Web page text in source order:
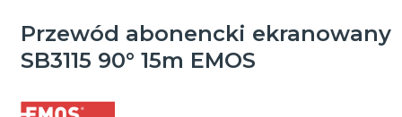
Przewód abonencki ekranowany
SB3115 90° 15m EMOS